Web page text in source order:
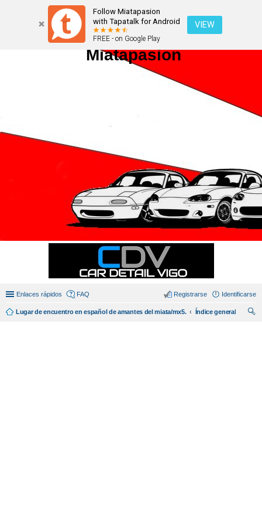
Follow Miatapasion
with Tapatalk for Android
FREE - on Google Play
VIEW
Miatapasion
Enlaces rápidos FAQ Identificarse
Registrarse
Lugar de encuentro en español de amantes del miata/mx5.
Índice general